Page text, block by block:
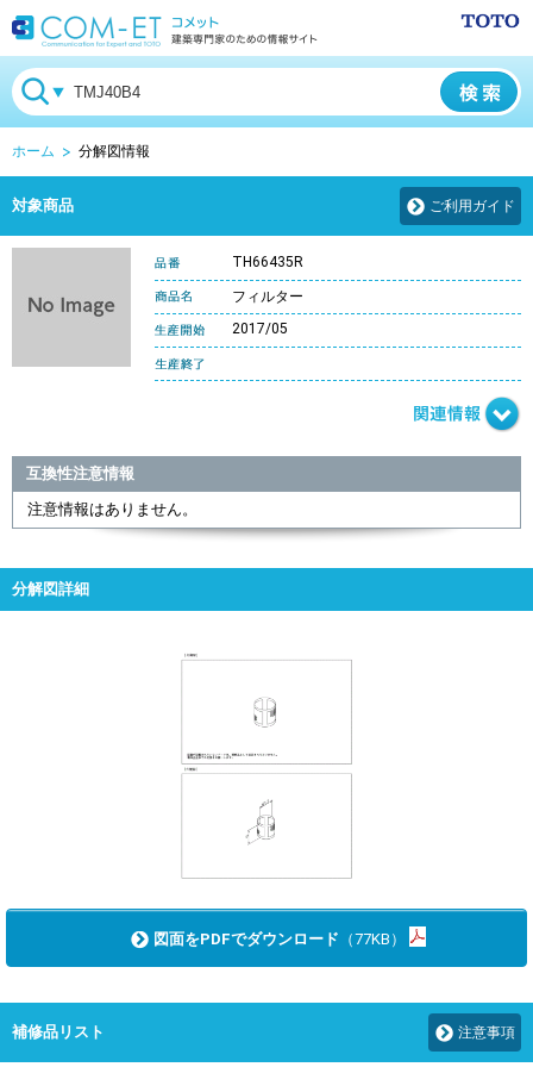
ホーム 分解図情報
対象商品 ご利用ガイド
TH66435R
フィルター
2017/05
互換性注意情報
注意情報はありません。
分解図詳細
図面をPDFでダウンロード （77KB）
補修品リスト 注意事項